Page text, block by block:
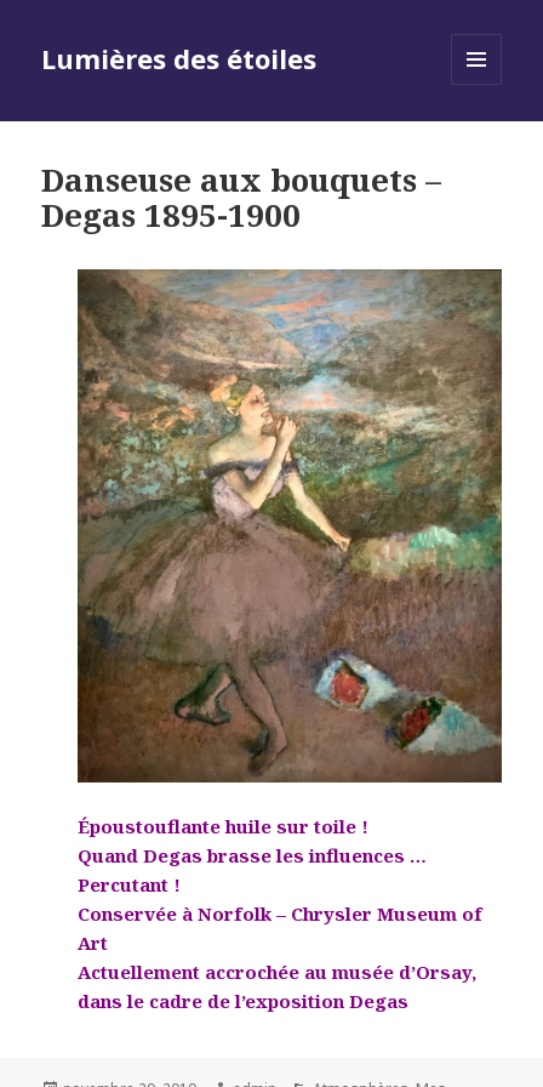
Lumières des étoiles
Danseuse aux bouquets –
Degas 1895-1900
Époustouflante huile sur toile !
Quand Degas brasse les influences …
Percutant !
Conservée à Norfolk – Chrysler Museum of
Art
Actuellement accrochée au musée d’Orsay,
dans le cadre de l’exposition Degas